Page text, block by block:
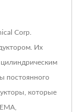
Corp.
Их
постоянного
которые